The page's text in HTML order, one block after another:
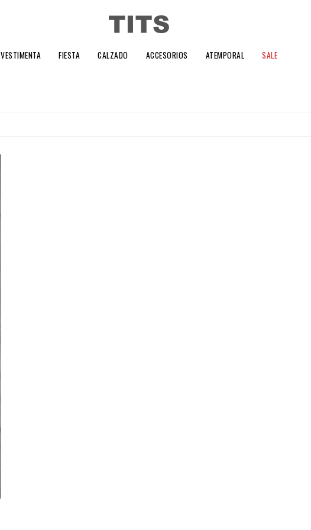
VESTIMENTA FIESTA CALZADO ACCESORIOS ATEMPORAL SALE